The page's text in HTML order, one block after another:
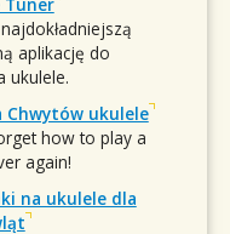
aplikację do
ukulele.
Chwytów ukulele
how to play a
again!
na ukulele dla